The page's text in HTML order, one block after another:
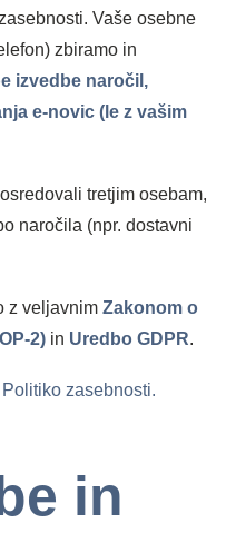
Vaše osebne
zbiramo in
izvedbe naročil,
e-novic (le z vašim
tretjim osebam,
naročila (npr. dostavni
z veljavnim Zakonom o
2) in Uredbo GDPR.
Politiko zasebnosti.
in